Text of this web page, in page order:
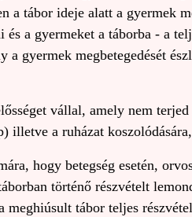
a tábor ideje alatt a gyermek
a gyermeket a táborba - a
gyermek megbetegedését
vállal, amely nem
illetve a ruházat
hogy betegség esetén,
történő részvételt
meghiúsult tábor teljes